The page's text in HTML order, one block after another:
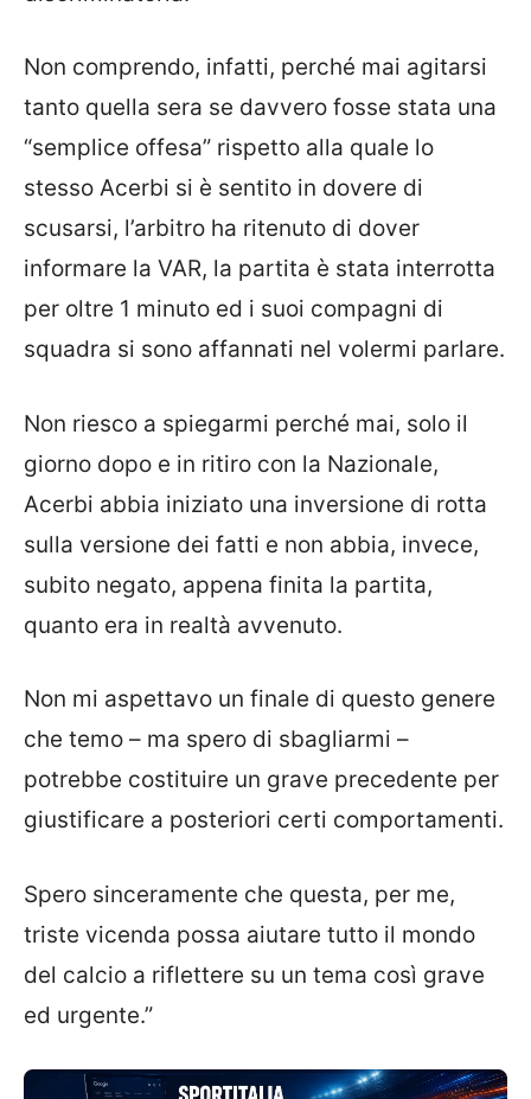
Non comprendo, infatti, perché mai agitarsi
tanto quella sera se davvero fosse stata una
“semplice offesa” rispetto alla quale lo
stesso Acerbi si è sentito in dovere di
scusarsi, l’arbitro ha ritenuto di dover
informare la VAR, la partita è stata interrotta
per oltre 1 minuto ed i suoi compagni di
squadra si sono affannati nel volermi parlare.
Non riesco a spiegarmi perché mai, solo il
giorno dopo e in ritiro con la Nazionale,
Acerbi abbia iniziato una inversione di rotta
sulla versione dei fatti e non abbia, invece,
subito negato, appena finita la partita,
quanto era in realtà avvenuto.
Non mi aspettavo un finale di questo genere
che temo – ma spero di sbagliarmi –
potrebbe costituire un grave precedente per
giustificare a posteriori certi comportamenti.
Spero sinceramente che questa, per me,
triste vicenda possa aiutare tutto il mondo
del calcio a riflettere su un tema così grave
ed urgente.”